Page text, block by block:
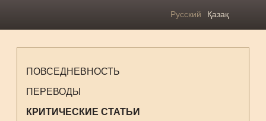
Русский Қазақ
ПОВСЕДНЕВНОСТЬ
ПЕРЕВОДЫ
КРИТИЧЕСКИЕ СТАТЬИ